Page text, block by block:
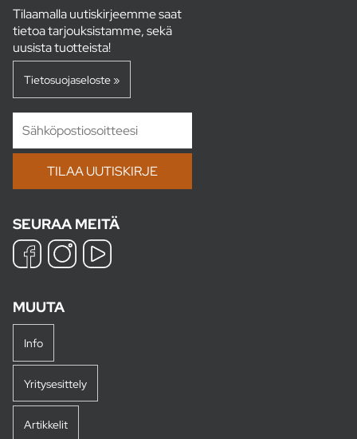
Tilaamalla uutiskirjeemme saat
tietoa tarjouksistamme, sekä
uusista tuotteista!
Tietosuojaseloste »
SEURAA MEITÄ
MUUTA
Info
Yritysesittely
Artikkelit